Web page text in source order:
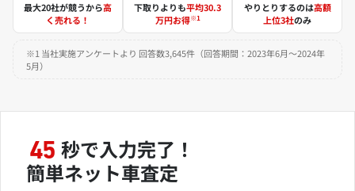
最大20社が競うから高
く売れる！
下取りよりも平均30.3
万円お得※1
やりとりするのは高額
上位3社のみ
※1 当社実施アンケートより 回答数3,645件（回答期間：2023年6月～2024年
5月）
45 秒で入力完了！
簡単ネット車査定